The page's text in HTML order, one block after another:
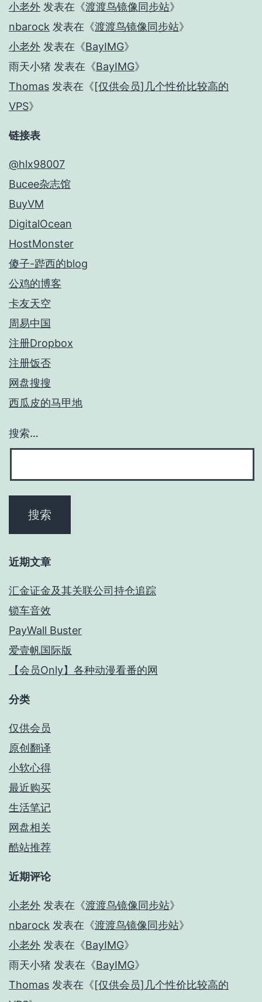
小老外 发表在《渡渡鸟镜像同步站》
nbarock 发表在《渡渡鸟镜像同步站》
小老外 发表在《BayIMG》
雨天小猪 发表在《BayIMG》
Thomas 发表在《[仅供会员]几个性价比较高的
VPS》
链接表
@hlx98007
Bucee杂志馆
BuyVM
DigitalOcean
HostMonster
傻子-跸西的blog
公鸡的博客
卡友天空
周易中国
注册Dropbox
注册饭否
网盘搜搜
西瓜皮的马甲地
搜索…
近期文章
汇金证金及其关联公司持仓追踪
锁车音效
PayWall Buster
爱壹帆国际版
【会员Only】各种动漫看番的网
分类
仅供会员
原创翻译
小软心得
最近购买
生活笔记
网盘相关
酷站推荐
近期评论
小老外 发表在《渡渡鸟镜像同步站》
nbarock 发表在《渡渡鸟镜像同步站》
小老外 发表在《BayIMG》
雨天小猪 发表在《BayIMG》
Thomas 发表在《[仅供会员]几个性价比较高的